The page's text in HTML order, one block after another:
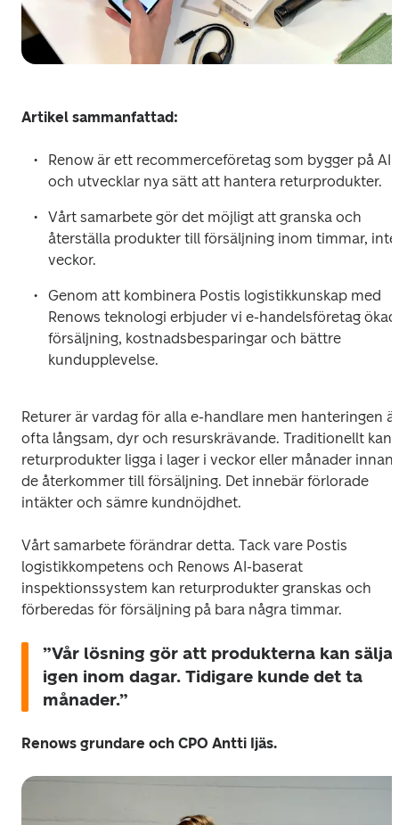
Artikel sammanfattad:
Renow är ett recommerceföretag som bygger på AI
och utvecklar nya sätt att hantera returprodukter.
Vårt samarbete gör det möjligt att granska och
återställa produkter till försäljning inom timmar, inte
veckor.
Genom att kombinera Postis logistikkunskap med
Renows teknologi erbjuder vi e-handelsföretag ökad
försäljning, kostnadsbesparingar och bättre
kundupplevelse.
Returer är vardag för alla e-handlare men hanteringen är
ofta långsam, dyr och resurskrävande. Traditionellt kan
returprodukter ligga i lager i veckor eller månader innan
de återkommer till försäljning. Det innebär förlorade
intäkter och sämre kundnöjdhet.
Vårt samarbete förändrar detta. Tack vare Postis
logistikkompetens och Renows AI-baserat
inspektionssystem kan returprodukter granskas och
förberedas för försäljning på bara några timmar.
”Vår lösning gör att produkterna kan
igen inom dagar. Tidigare kunde det ta
månader.”
Renows grundare och CPO Antti Ijäs.